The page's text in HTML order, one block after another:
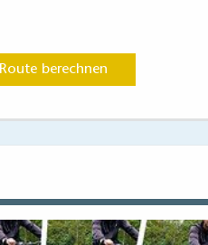
Route berechnen